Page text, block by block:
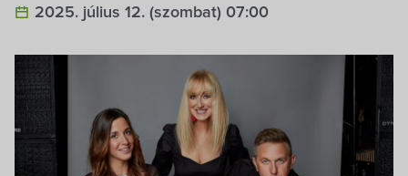
2025. július 12. (szombat) 07:00